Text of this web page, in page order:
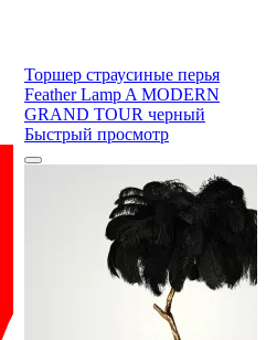
Торшер страусиные перья
Feather Lamp A MODERN
GRAND TOUR черный
Быстрый просмотр